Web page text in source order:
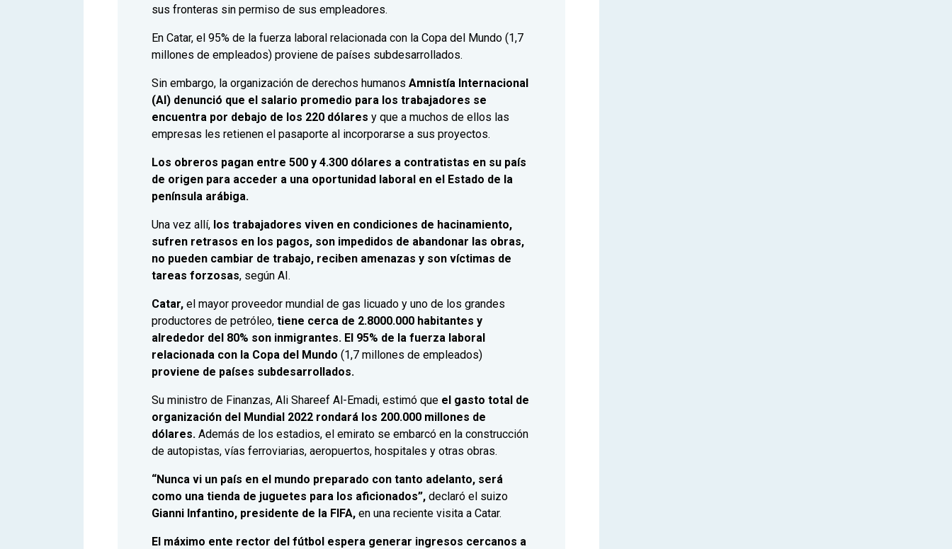
sus fronteras sin permiso de sus empleadores.
En Catar, el 95% de la fuerza laboral relacionada con la Copa del Mundo (1,7
millones de empleados) proviene de países subdesarrollados.
Sin embargo, la organización de derechos humanos Amnistía Internacional
(AI) denunció que el salario promedio para los trabajadores se
encuentra por debajo de los 220 dólares y que a muchos de ellos las
empresas les retienen el pasaporte al incorporarse a sus proyectos.
Los obreros pagan entre 500 y 4.300 dólares a contratistas en su país
de origen para acceder a una oportunidad laboral en el Estado de la
península arábiga.
Una vez allí, los trabajadores viven en condiciones de hacinamiento,
sufren retrasos en los pagos, son impedidos de abandonar las obras,
no pueden cambiar de trabajo, reciben amenazas y son víctimas de
tareas forzosas, según AI.
Catar, el mayor proveedor mundial de gas licuado y uno de los grandes
productores de petróleo, tiene cerca de 2.8000.000 habitantes y
alrededor del 80% son inmigrantes. El 95% de la fuerza laboral
relacionada con la Copa del Mundo (1,7 millones de empleados)
proviene de países subdesarrollados.
Su ministro de Finanzas, Ali Shareef Al-Emadi, estimó que el gasto total de
organización del Mundial 2022 rondará los 200.000 millones de
dólares. Además de los estadios, el emirato se embarcó en la construcción
de autopistas, vías ferroviarias, aeropuertos, hospitales y otras obras.
“Nunca vi un país en el mundo preparado con tanto adelanto, será
como una tienda de juguetes para los aficionados”, declaró el suizo
Gianni Infantino, presidente de la FIFA, en una reciente visita a Catar.
El máximo ente rector del fútbol espera generar ingresos cercanos a